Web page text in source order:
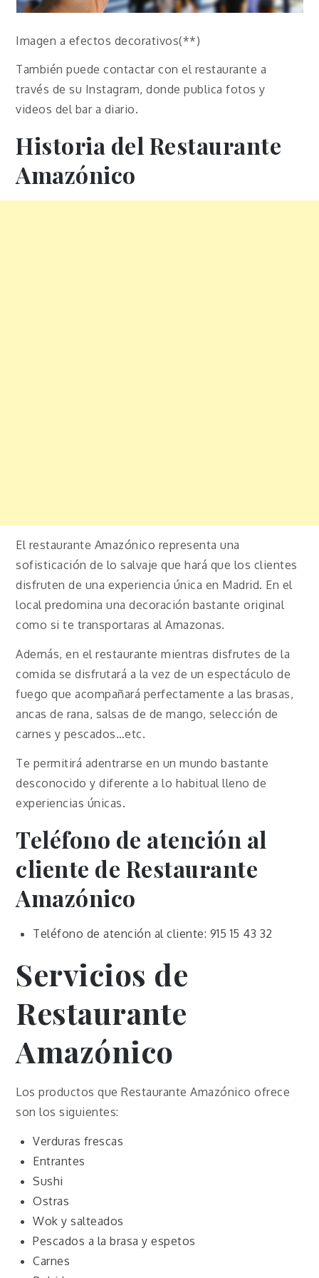
Imagen a efectos decorativos(**)
También puede contactar con el restaurante a
través de su Instagram, donde publica fotos y
videos del bar a diario.
Historia del Restaurante
Amazónico
El restaurante Amazónico representa una
sofisticación de lo salvaje que hará que los clientes
disfruten de una experiencia única en Madrid. En el
local predomina una decoración bastante original
como si te transportaras al Amazonas.
Además, en el restaurante mientras disfrutes de la
comida se disfrutará a la vez de un espectáculo de
fuego que acompañará perfectamente a las brasas,
ancas de rana, salsas de de mango, selección de
carnes y pescados…etc.
Te permitirá adentrarse en un mundo bastante
desconocido y diferente a lo habitual lleno de
experiencias únicas.
Teléfono de atención al
cliente de Restaurante
Amazónico
Teléfono de atención al cliente: 915 15 43 32
Servicios de
Restaurante
Amazónico
Los productos que Restaurante Amazónico ofrece
son los siguientes:
Verduras frescas
Entrantes
Sushi
Ostras
Wok y salteados
Pescados a la brasa y espetos
Carnes